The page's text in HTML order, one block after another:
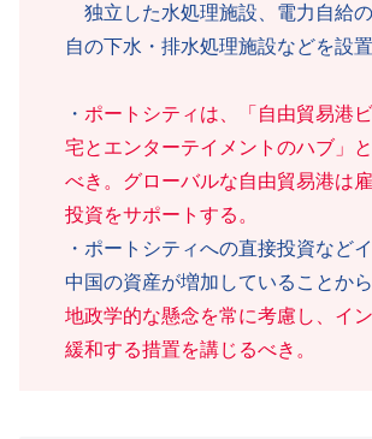
独立した水処理施設、電力自給
自の下水・排水処理施設などを設置
・ ポートシティは、「自由貿易港
宅とエンターテイメントのハブ」
べき。グローバルな自由貿易港は
投資をサポートする。
・ポートシティへの直接投資など
中国の資産が増加していることから
地政学的な懸念を常に考慮し、イ
緩和する措置を講じるべき。